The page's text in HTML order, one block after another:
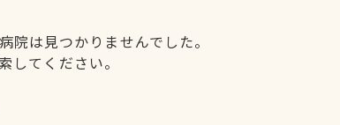
は見つかりませんでした。
してください。